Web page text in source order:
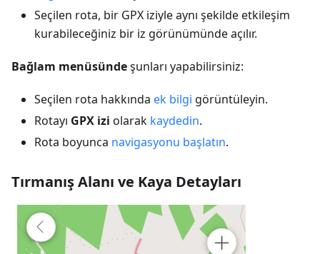
Seçilen rota, bir GPX iziyle aynı şekilde etkileşim
kurabileceğiniz bir iz görünümünde açılır.
Bağlam menüsündeşunları yapabilirsiniz:
Seçilen rota hakkında ek bilgi görüntüleyin.
Rotayı GPX izi olarak kaydedin.
Rota boyunca navigasyonu başlatın.
Tırmanış Alanı ve Kaya Detayları